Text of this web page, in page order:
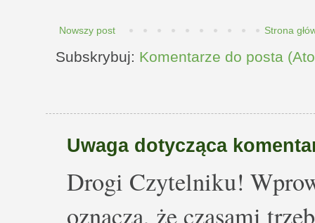
Nowszy post Strona
Subskrybuj: Komentarze do posta
Uwaga dotycząca
Drogi Czytelniku!
oznacza, że czasami